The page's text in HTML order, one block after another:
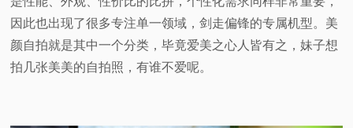
因此也出现了很多专注单一领域，剑走偏锋的专属机型。美
颜自拍就是其中一个分类，毕竟爱美之心人皆有之，妹子想
拍几张美美的自拍照，有谁不爱呢。